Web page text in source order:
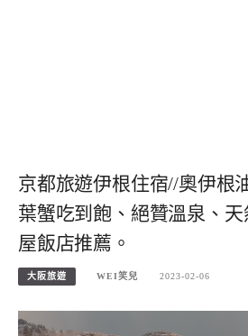
京都旅遊伊根住宿//奧伊根
葉蟹吃到飽、絕贊溫泉、
屋飯店推薦。
大阪旅遊 WEI笑兒 2023-02-06